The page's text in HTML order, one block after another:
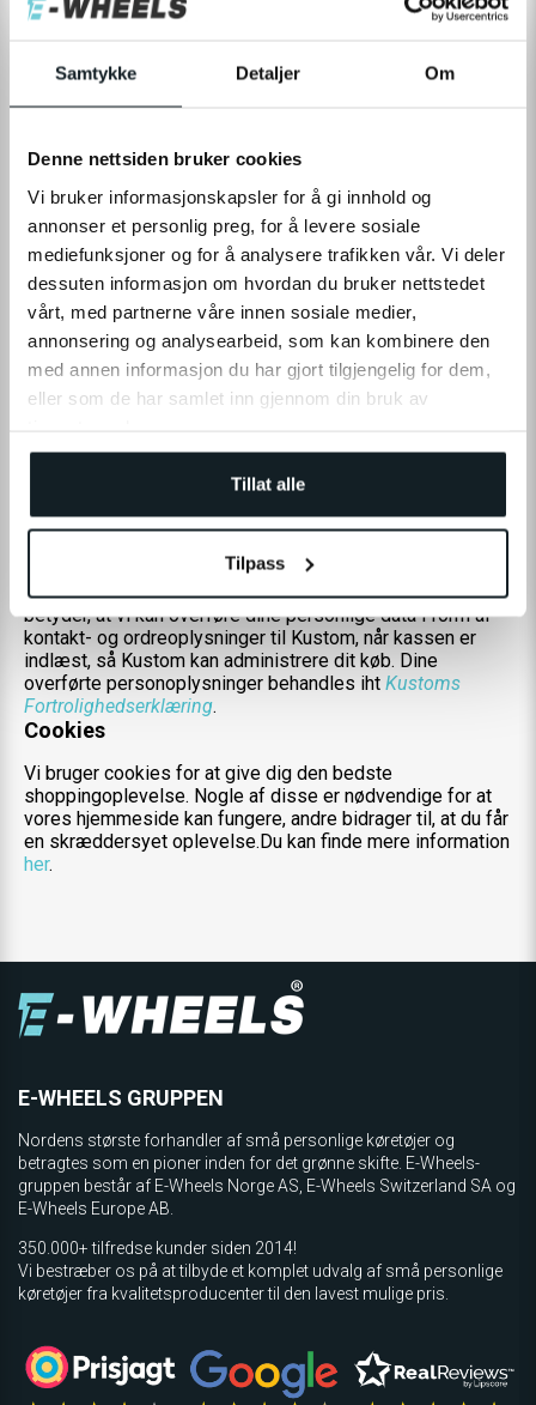
Samtykke Detaljer Om
Denne nettsiden bruker cookies
Vi bruker informasjonskapsler for å gi innhold og
annonser et personlig preg, for å levere sosiale
mediefunksjoner og for å analysere trafikken vår. Vi deler
dessuten informasjon om hvordan du bruker nettstedet
vårt, med partnerne våre innen sosiale medier,
annonsering og analysearbeid, som kan kombinere den
med annen informasjon du har gjort tilgjengelig for dem,
eller som de har samlet inn gjennom din bruk av
Tillat alle
Tilpass
For at hjælpe os med at skabe og udgive indhold,
tilbud, opdateret information og andre nye tjenester
fra os, hvis du anmoder om det.
Når du registrerer dig eller på anden måde giver os
personlige oplysninger, deler vi ikke disse oplysninger
med tredjeparter uden din tilladelse, bortset fra de
begrænsede undtagelser, der allerede er nævnt.
Oplysningerne vil kun blive brugt til de ovenfor nævnte
formål. Hvis du tilmelder dig, fortæller du os også,
hvordan og om du ønsker, at vi skal kommunikere med dig.
Adgang til personlige data
Vi giver dig midlerne til at sikre, at dine personlige
oplysninger er nøjagtige og opdaterede. Hvis du tilmelder
dig på vores hjemmeside, vil du til enhver tid have et
komplet overblik over din ordre.
Vi bruger Kustom som leverandør af vores Checkout. Det
betyder, at vi kan overføre dine personlige data i form af
kontakt- og ordreoplysninger til Kustom, når kassen er
indlæst, så Kustom kan administrere dit køb. Dine
overførte personoplysninger behandles iht Kustoms
Fortrolighedserklæring.
Cookies
Vi bruger cookies for at give dig den bedste
shoppingoplevelse. Nogle af disse er nødvendige for at
vores hjemmeside kan fungere, andre bidrager til, at du får
en skræddersyet oplevelse.Du kan finde mere information
her.
E-WHEELS GRUPPEN
Nordens største forhandler af små personlige køretøjer og
betragtes som en pioner inden for det grønne skifte. E-Wheels-
gruppen består af E-Wheels Norge AS, E­-Wheels Switzerland SA og
E-Wheels Europe AB.
350.000+ tilfredse kunder siden 2014!
Vi bestræber os på at tilbyde et komplet udvalg af små personlige
køretøjer fra kvalitetsproducenter til den lavest mulige pris.